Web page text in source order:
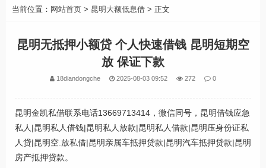
当前位置： 网站首页 > 昆明大额低息借 > 正文
昆明无抵押小额贷 个人快速借钱 昆明短期空
放 保证下款
18diandongche 2025-08-03 09:52 272 0
昆明金凯私借联系电话13669713414，微信同号，昆明借钱应急
私人|昆明私人借钱|昆明私人放款|昆明私人借款|昆明压身份证私
人贷|昆明空.放私借|昆明亲属车抵押贷款|昆明汽车抵押贷款|昆明
房产抵押贷款。